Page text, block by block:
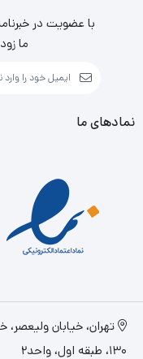
کد محصول
گروه کالایی
مشخصات ظاهری
مشخصات فنی
نوع فلش
مقاوم در برابر شوک
میانگین عمر
2,000,000 ساعت
با عضویت در
ما
نمادهای ما
تهران، خيابان
130، طبقه اول، واحد2